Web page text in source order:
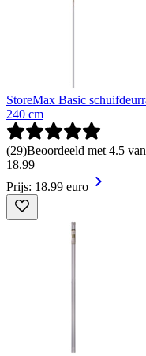
StoreMax Basic
240 cm
(29)Beoordeeld met 4.5
18.99
Prijs: 18.99 euro